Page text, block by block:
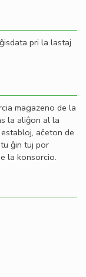
pri la lastaj
magazeno de la
la aliĝon al la
aĉeton de
ĝin tuj por
la konsorcio.